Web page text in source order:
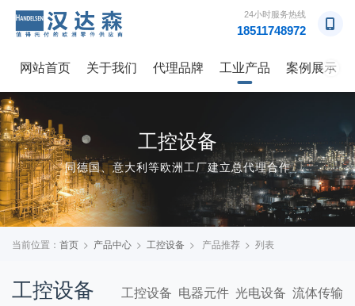
24小时服务热线
18511748972
→
网站首页 关于我们 代理品牌 工业产品 案例展示
工控设备
同德国、意大利等欧洲工厂建立总代理合作
当前位置： 首页 > 产品中心 > 工控设备 > 产品推荐 > 列表
工控设备 流体传输
光电设备
电器元件
工控设备